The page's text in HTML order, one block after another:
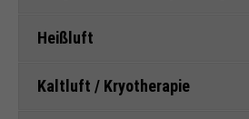
Heißluft
Kaltluft / Kryotherapie